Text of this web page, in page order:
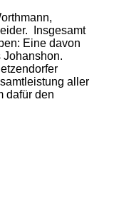
Insgesamt
Eine davon
Johanshon.
aller
dafür den